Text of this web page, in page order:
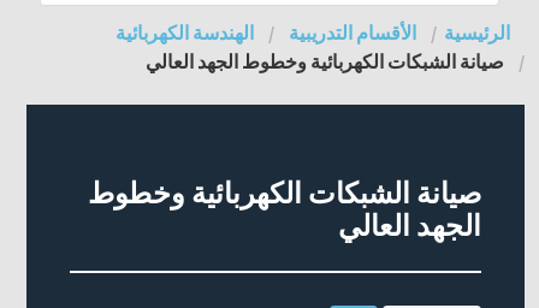
الرئيسية الأقسام التدريبية
الهندسة الكهربائية
صيانة الشبكات الكهربائية وخطوط الجهد العالي
صيانة الشبكات الكهربائية وخطوط
الجهد العالي